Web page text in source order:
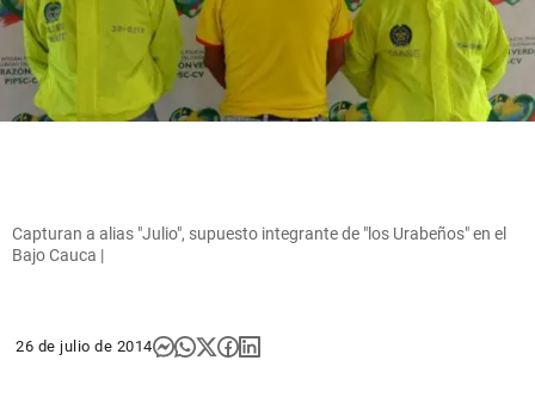
Capturan a alias "Julio", supuesto integrante de "los Urabeños" en el
Bajo Cauca |
26 de julio de 2014